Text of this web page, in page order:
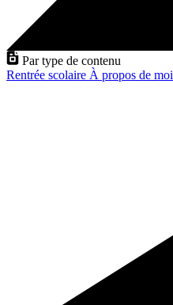
Par type de contenu
Rentrée scolaire À propos de moi